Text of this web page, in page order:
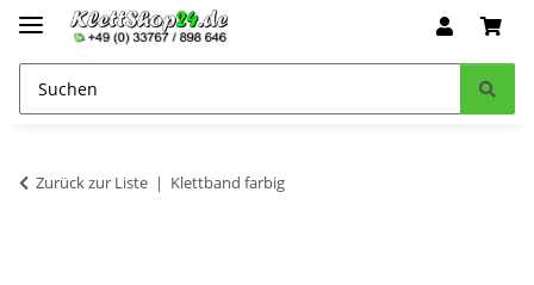
Zurück zur Liste Klettband farbig